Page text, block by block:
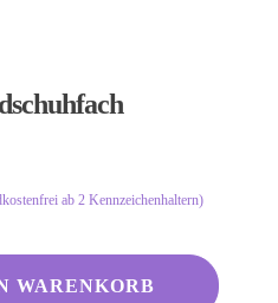
ab 2 Kennzeichenhaltern)
WARENKORB